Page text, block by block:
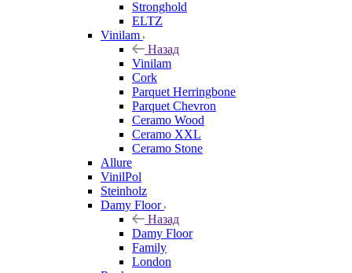
Stronghold
ELTZ
Vinilam
Назад
Vinilam
Cork
Parquet Herringbone
Parquet Chevron
Ceramo Wood
Ceramo XXL
Ceramo Stone
Allure
VinilPol
Steinholz
Damy Floor
Назад
Damy Floor
Family
London